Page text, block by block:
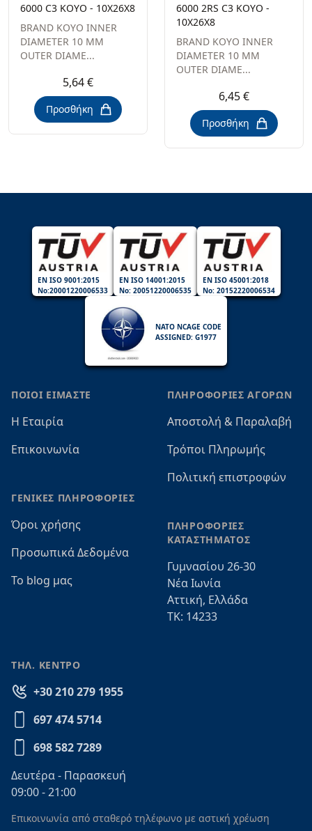
6000 C3 KOYO - 10X26X8
BRAND KOYO INNER
DIAMETER 10 MM
OUTER DIAME...
5,64 €
Προσθήκη
6000 2RS C3 KOYO -
10X26X8
BRAND KOYO INNER
DIAMETER 10 MM
OUTER DIAME...
6,45 €
Προσθήκη
EN ISO 9001:2015
No:20001220006533
EN ISO 14001:2015
No: 20051220006535
EN ISO 45001:2018
No: 20152220006534
NATO NCAGE CODE
ASSIGNED: G1977
ΠΟΙΟΙ ΕΙΜΑΣΤΕ
Η Εταιρία
Επικοινωνία
ΓΕΝΙΚΕΣ ΠΛΗΡΟΦΟΡΙΕΣ
Όροι χρήσης
Προσωπικά Δεδομένα
Το blog μας
ΠΛΗΡΟΦΟΡΙΕΣ ΑΓΟΡΩΝ
Αποστολή & Παραλαβή
Τρόποι Πληρωμής
Πολιτική επιστροφών
ΠΛΗΡΟΦΟΡΙΕΣ
ΚΑΤΑΣΤΗΜΑΤΟΣ
Γυμνασίου 26-30
Νέα Ιωνία
Αττική, Ελλάδα
ΤΚ: 14233
ΤΗΛ. ΚΕΝΤΡΟ
+30 210 279 1955
697 474 5714
698 582 7289
Δευτέρα - Παρασκευή
09:00 - 21:00
Επικοινωνία από σταθερό τηλέφωνο με αστική χρέωση